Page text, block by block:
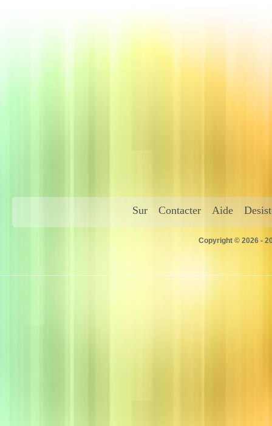
Sur Contacter Aide
Copyright © 2026 -